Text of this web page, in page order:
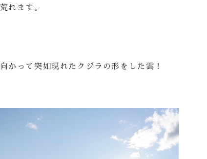
れます。
かって突如現れたクジラの形をした雲！